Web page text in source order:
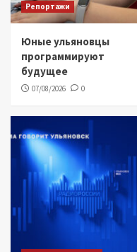
Репортажи
Юные ульяновцы
программируют
будущее
07/08/2026 0